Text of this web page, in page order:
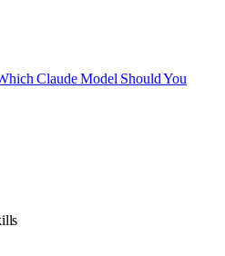
Claude Model Should You